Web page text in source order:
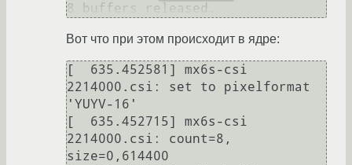
Вот что при этом происходит в ядре:
[  635.452581] mx6s-csi
2214000.csi: set to pixelformat
'YUYV-16'
[  635.452715] mx6s-csi
2214000.csi: count=8,
size=0,614400